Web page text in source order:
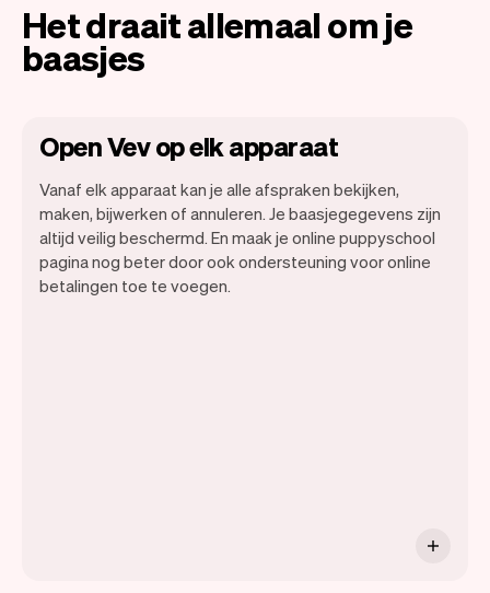
Het draait allemaal om je
baasjes
Open Vev op elk apparaat
Vanaf elk apparaat kan je alle afspraken bekijken,
maken, bijwerken of annuleren. Je baasjegegevens zijn
altijd veilig beschermd. En maak je online puppyschool
pagina nog beter door ook ondersteuning voor online
betalingen toe te voegen.